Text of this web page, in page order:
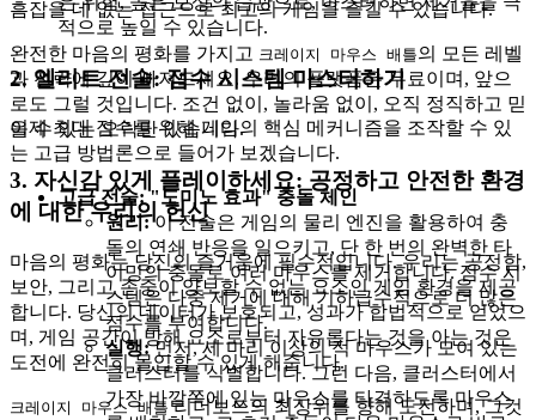
적으로 높일 수 있습니다.
2. 엘리트 전술: 점수 시스템 마스터하기
이제 최대 점수를 위해 게임의 핵심 메커니즘을 조작할 수 있
는 고급 방법론으로 들어가 보겠습니다.
고급 전술: "도미노 효과" 충돌 체인
원리:이 전술은 게임의 물리 엔진을 활용하여 충
돌의 연쇄 반응을 일으키고, 단 한 번의 완벽한 타
이밍의 충돌로 여러 마우스를 제거합니다. 점수 시
스템은 다중 제거에 대해 기하급수적으로 더 많은
점수를 부여합니다.
실행:먼저, 세 마리 이상의 적 마우스가 모여 있는
클러스터를 식별합니다. 그런 다음, 클러스터에서
가장 바깥쪽에 있는 마우스를 타격하도록 마우스
흠잡을 데 없는 접근으로 최고의 게임을 즐길 수 있습니다.
완전한 마음의 평화를 가지고 크레이지 마우스 배틀의 모든 레벨
과 전략에 깊이 빠져드세요. 우리의 플랫폼은 무료이며, 앞으
로도 그럴 것입니다. 조건 없이, 놀라움 없이, 오직 정직하고 믿
을 수 있는 오락만 있습니다.
3. 자신감 있게 플레이하세요: 공정하고 안전한 환경
에 대한 우리의 헌신
마음의 평화는 당신의 즐거움에 필수적입니다. 우리는 공정함,
보안, 그리고 존중이 양보할 수 없는 요소인 게임 환경을 제공
합니다. 당신의 데이터가 보호되고, 성과가 합법적으로 얻었으
며, 게임 공간이 방해 요소로부터 자유롭다는 것을 아는 것은
도전에 완전히 몰입할 수 있게 해줍니다.
크레이지 마우스 배틀 리더보드의 최상위를 향해 도전하며, 그것